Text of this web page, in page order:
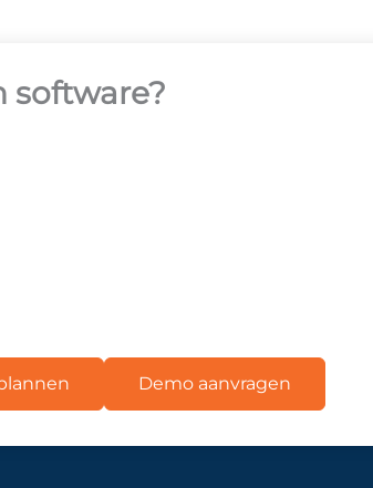
software?
Demo aanvragen